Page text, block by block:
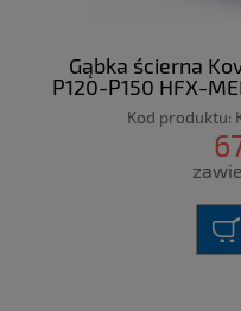
Gąbka ścierna
P120-P150 HFX-
Kod produktu: